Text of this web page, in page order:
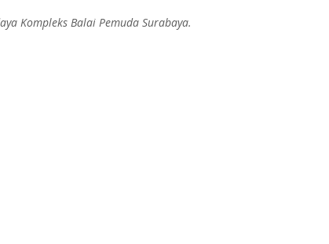
Kompleks Balai Pemuda Surabaya.